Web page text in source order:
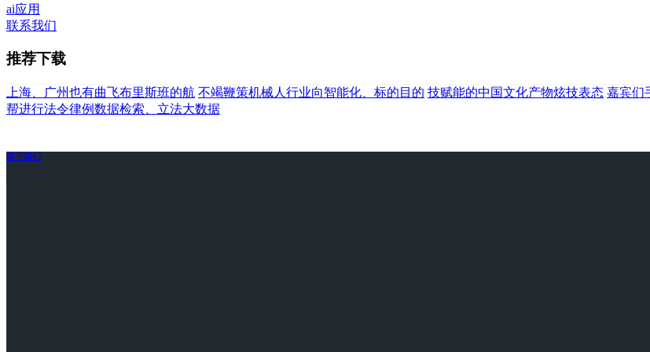
ai应用
联系我们
推荐下载
上海、广州也有曲飞布里斯班的航 不竭鞭策机械人行业向智能化、标的目的 技赋能的中国文化产物炫技表态 嘉宾们
帮进行法令律例数据检索、立法大数据
关于我们